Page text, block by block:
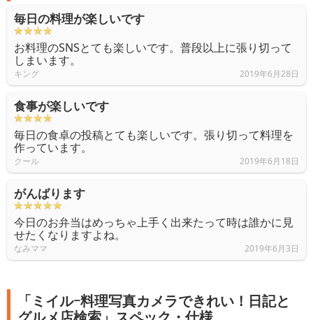
毎日の料理が楽しいです
お料理のSNSとても楽しいです。普段以上に張り切って
しまいます。
キング 2019年6月28日
食事が楽しいです
毎日の食卓の投稿とても楽しいです。張り切って料理を
作っています。
クール 2019年6月18日
がんばります
今日のお弁当はめっちゃ上手く出来たって時は誰かに見
せたくなりますよね。
なみママ 2019年6月3日
「ミイルｰ料理写真カメラできれい！日記と